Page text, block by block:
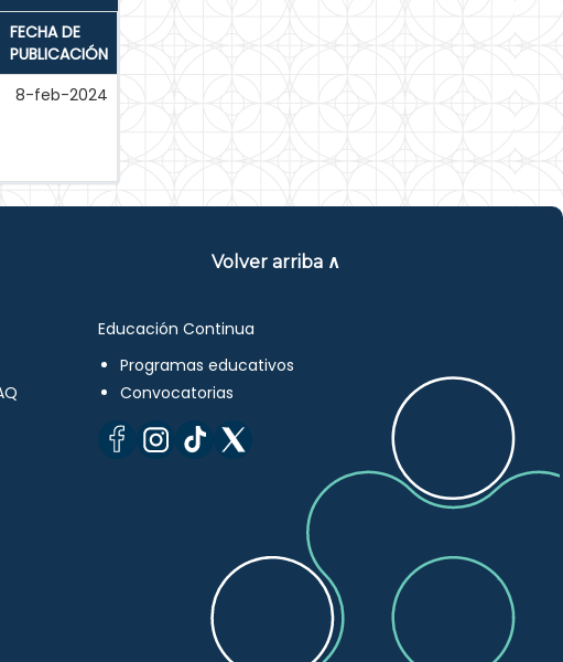
FECHA DE
PUBLICACIÓN
8-feb-2024
Volver arriba ∧
Educación Continua
Programas educativos
Convocatorias